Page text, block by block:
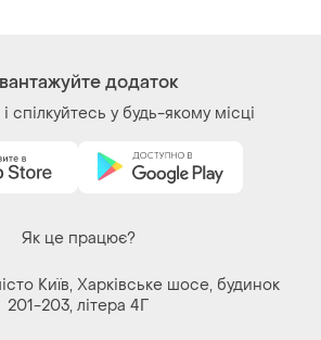
додаток
спілкуйтесь у будь-якому місці
Як це працює?
Київ, Харківське шосе, будинок
201-203, літера 4Г